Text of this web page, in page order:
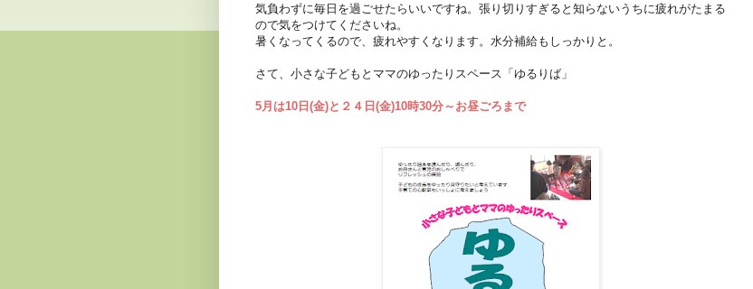
気負わずに毎日を過ごせたらいいですね。張り切りすぎると知らないうちに疲れがたまる
ので気をつけてくださいね。
暑くなってくるので、疲れやすくなります。水分補給もしっかりと。
さて、小さな子どもとママのゆったりスペース「ゆるりば」
5月は10日(金)と２４日(金)10時30分～お昼ごろまで